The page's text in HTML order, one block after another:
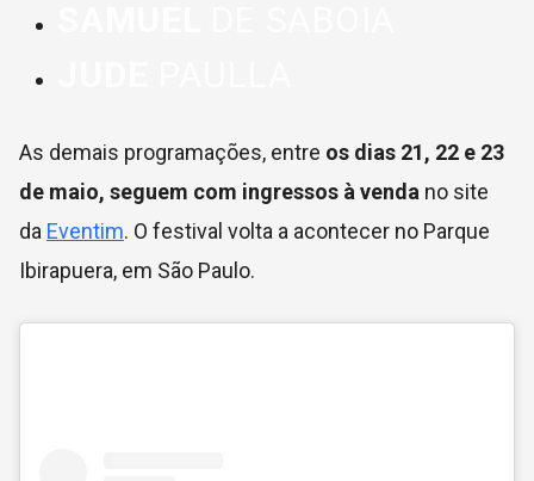
As demais programações, entre os dias 21, 22 e 23
de maio, seguem com ingressos à venda no site
da Eventim. O festival volta a acontecer no Parque
Ibirapuera, em São Paulo.